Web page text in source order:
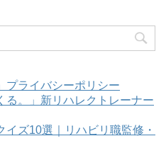
プライバシーポリシー
る。」新リハレクトレーナー
イズ10選｜リハビリ職監修・